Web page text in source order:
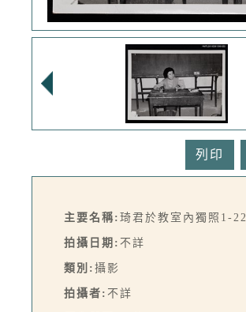
列印
主要名稱: 琦君於教室內獨照1-22
拍攝日期: 不詳
類別: 攝影
拍攝者: 不詳